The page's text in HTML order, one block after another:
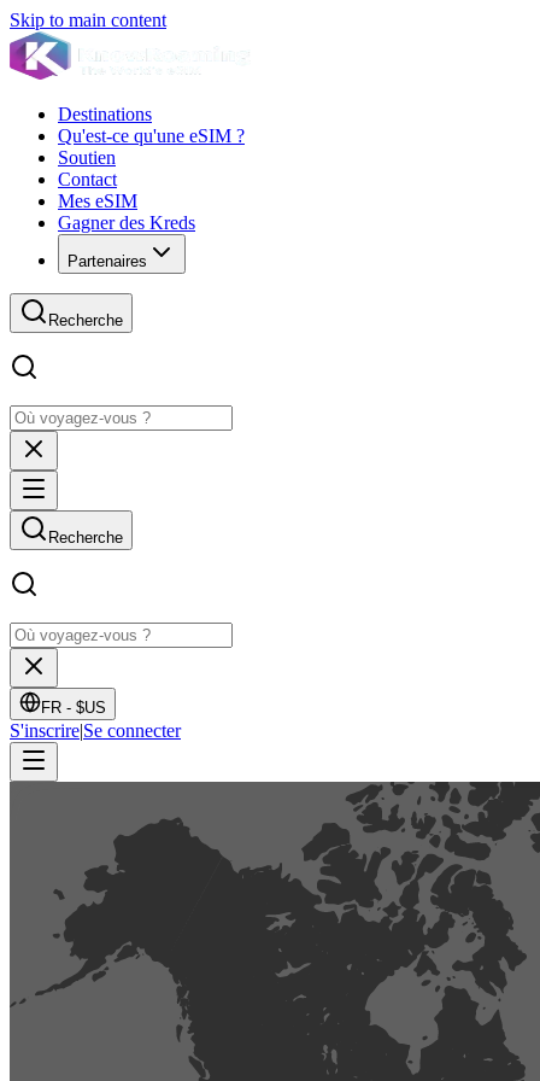
Skip to main content
Destinations
Qu'est-ce qu'une eSIM ?
Soutien
Contact
Mes eSIM
Gagner des Kreds
Partenaires
Recherche
Recherche
FR - $US
S'inscrire|Se connecter